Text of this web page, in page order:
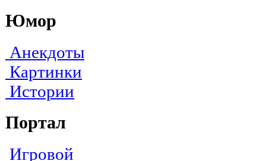
Юмор
Анекдоты
Картинки
Истории
Портал
Игровой